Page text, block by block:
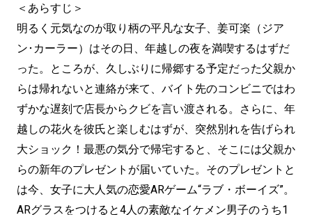
＜あらすじ＞
明るく元気なのが取り柄の平凡な女子、姜可楽（ジア
ン･カーラー）はその日、年越しの夜を満喫するはずだ
った。ところが、久しぶりに帰郷する予定だった父親か
らは帰れないと連絡が来て、バイト先のコンビニではわ
ずかな遅刻で店長からクビを言い渡される。さらに、年
越しの花火を彼氏と楽しむはずが、突然別れを告げられ
大ショック！最悪の気分で帰宅すると、そこには父親か
らの新年のプレゼントが届いていた。そのプレゼントと
は今、女子に大人気の恋愛ARゲーム“ラブ・ボーイズ”。
ARグラスをつけると4人の素敵なイケメン男子のうち1